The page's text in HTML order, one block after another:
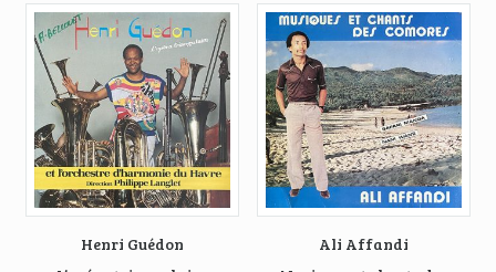
Henri Guédon
Ali Affandi